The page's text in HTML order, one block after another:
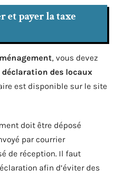
et payer la taxe
, vous devez
des locaux
est disponible sur le site
doit être déposé
par courrier
de réception. Il faut
afin d’éviter des